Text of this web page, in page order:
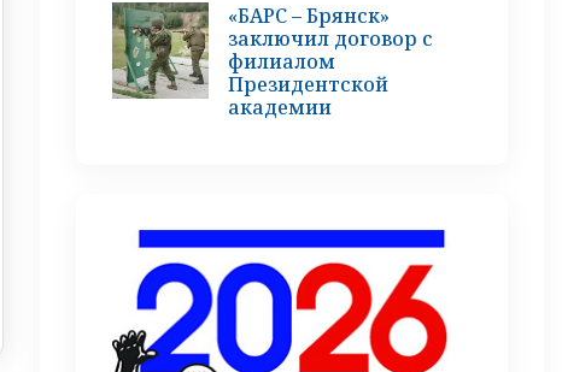
«БАРС – Брянск»
заключил договор с
филиалом
Президентской
академии